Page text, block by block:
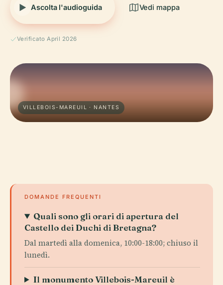
Ascolta l'audioguida Vedi mappa
Verificato April 2026
VILLEBOIS-MAREUIL · NANTES
DOMANDE FREQUENTI
Quali sono gli orari di apertura del
Castello dei Duchi di Bretagna?
Dal martedì alla domenica, 10:00-18:00; chiuso il
lunedì.
Il monumento Villebois-Mareuil è